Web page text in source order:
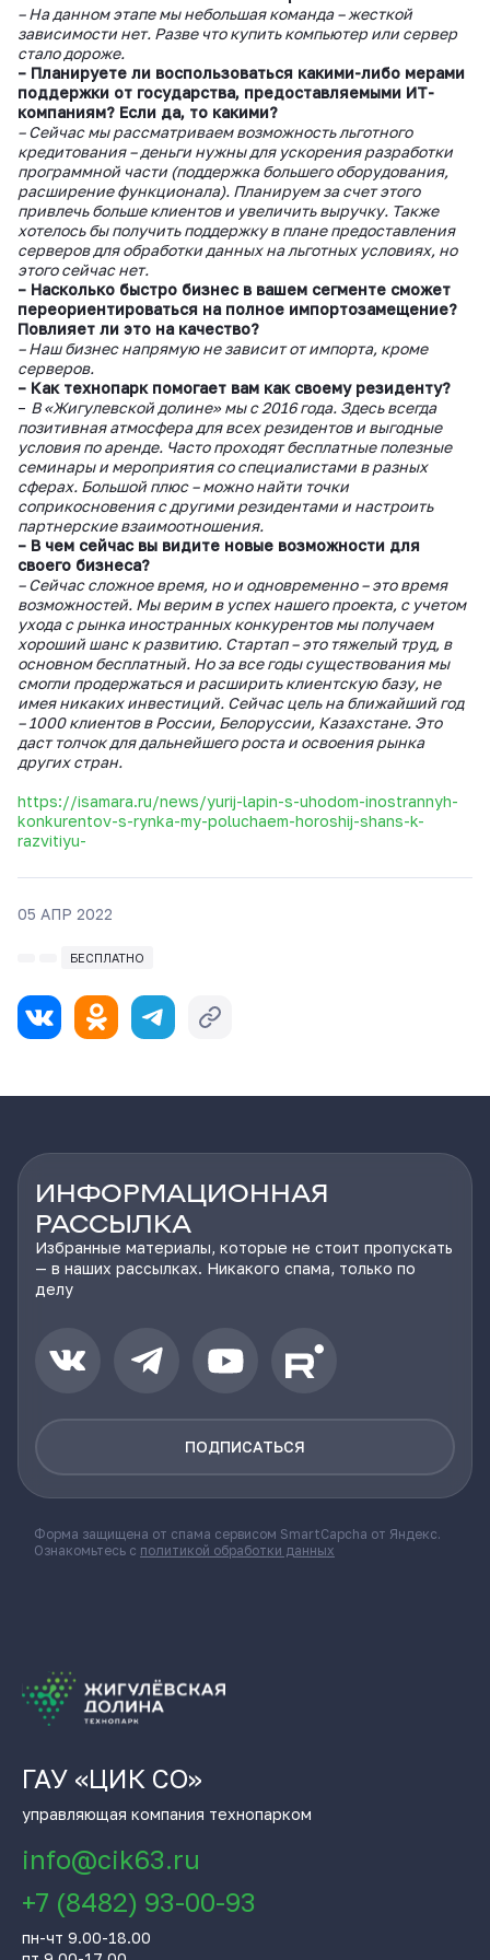
– На данном этапе мы небольшая команда – жесткой
зависимости нет. Разве что купить компьютер или сервер
стало дороже.
– Планируете ли воспользоваться какими-либо мерами
поддержки от государства, предоставляемыми ИТ-
компаниям? Если да, то какими?
– Сейчас мы рассматриваем возможность льготного
кредитования – деньги нужны для ускорения разработки
программной части (поддержка большего оборудования,
расширение функционала). Планируем за счет этого
привлечь больше клиентов и увеличить выручку. Также
хотелось бы получить поддержку в плане предоставления
серверов для обработки данных на льготных условиях, но
этого сейчас нет.
– Насколько быстро бизнес в вашем сегменте сможет
переориентироваться на полное импортозамещение?
Повлияет ли это на качество?
– Наш бизнес напрямую не зависит от импорта, кроме
серверов.
– Как технопарк помогает вам как своему резиденту?
– В «Жигулевской долине» мы с 2016 года. Здесь всегда
позитивная атмосфера для всех резидентов и выгодные
условия по аренде. Часто проходят бесплатные полезные
семинары и мероприятия со специалистами в разных
сферах. Большой плюс – можно найти точки
соприкосновения с другими резидентами и настроить
партнерские взаимоотношения.
– В чем сейчас вы видите новые возможности для
своего бизнеса?
– Сейчас сложное время, но и одновременно – это время
возможностей. Мы верим в успех нашего проекта, с учетом
ухода с рынка иностранных конкурентов мы получаем
хороший шанс к развитию. Стартап – это тяжелый труд, в
основном бесплатный. Но за все годы существования мы
смогли продержаться и расширить клиентскую базу, не
имея никаких инвестиций. Сейчас цель на ближайший год
– 1000 клиентов в России, Белоруссии, Казахстане. Это
даст толчок для дальнейшего роста и освоения рынка
других стран.
https://isamara.ru/news/yurij-lapin-s-uhodom-inostrannyh-
konkurentov-s-rynka-my-poluchaem-horoshij-shans-k-
razvitiyu-
05 АПР 2022
БЕСПЛАТНО
ИНФОРМАЦИОННАЯ
РАССЫЛКА
Избранные материалы, которые не стоит пропускать
— в наших рассылках. Никакого спама, только по
делу
ПОДПИСАТЬСЯ
Форма защищена от спама сервисом SmartCapcha от Яндекс.
Ознакомьтесь с политикой обработки данных
ГАУ «ЦИК СО»
управляющая компания технопарком
info@cik63.ru
+7 (8482) 93-00-93
пн-чт 9.00-18.00